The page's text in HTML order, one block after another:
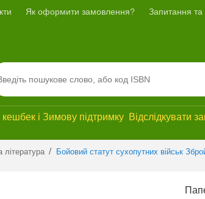
Як оформити замовлення? Запитання та
і Зимову підтримку Відслідкувати
/ Бойовий статут сухопутних військ
Previous
Next